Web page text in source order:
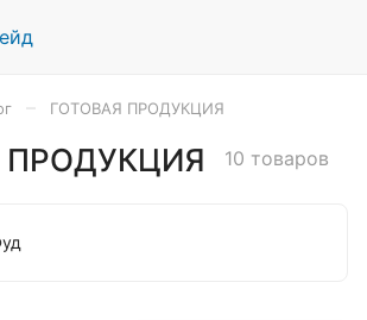
ГОТОВАЯ ПРОДУКЦИЯ
ПРОДУКЦИЯ 10 товаров